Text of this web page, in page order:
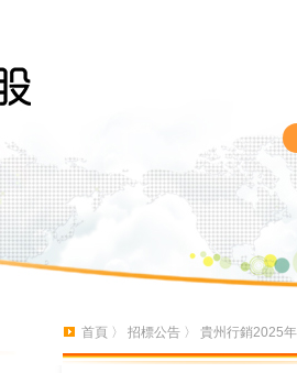
首頁 〉 招標公告 〉 貴州行銷2025